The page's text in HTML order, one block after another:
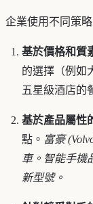
企業使用不同策
基於價格和質
的選擇（例如
五星級酒店的
基於產品屬性
點。 富豪
車。智能手機
新型號。